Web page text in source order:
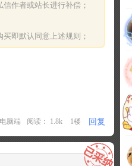
作者或站长进行补偿；
即默认同意上述规则；
电脑端 阅读： 1.8k 1楼 回复